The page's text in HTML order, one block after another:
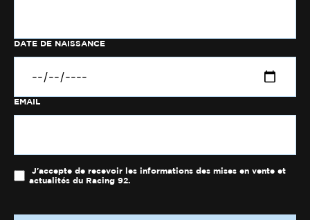
DATE DE NAISSANCE
EMAIL
J'accepte de recevoir les informations des mises en vente et
actualités du Racing 92.